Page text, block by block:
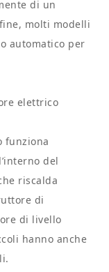
di un
molti modelli
automatico per
elettrico
funziona
del
riscalda
di
di livello
hanno anche